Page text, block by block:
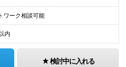
ワーク相談可能
内
検討中に入れる